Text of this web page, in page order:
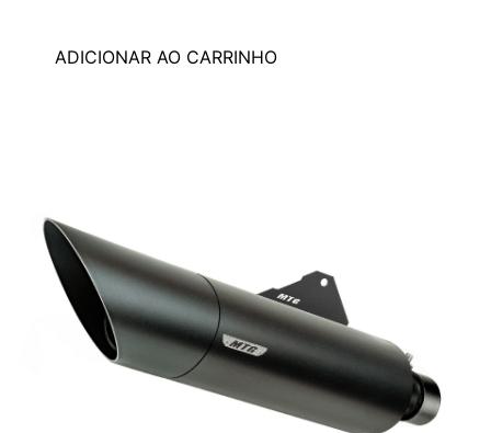
ADICIONAR AO CARRINHO